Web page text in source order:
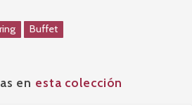
Buffet
en esta colección